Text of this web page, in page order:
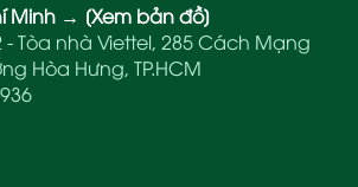
Minh → [Xem bản đồ]
- Tòa nhà Viettel, 285 Cách Mạng
Hòa Hưng, TP.HCM